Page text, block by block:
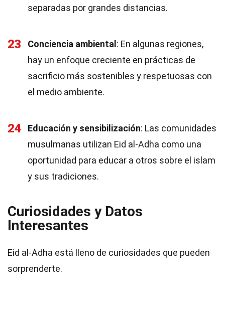
separadas por grandes distancias.
23 Conciencia ambiental : En algunas regiones,
hay un enfoque creciente en prácticas de
sacrificio más sostenibles y respetuosas con
el medio ambiente.
24 Educación y sensibilización: Las comunidades
musulmanas utilizan Eid al-Adha como una
oportunidad para educar a otros sobre el islam
y sus tradiciones.
Curiosidades y Datos
Interesantes
Eid al-Adha está lleno de curiosidades que pueden
sorprenderte.